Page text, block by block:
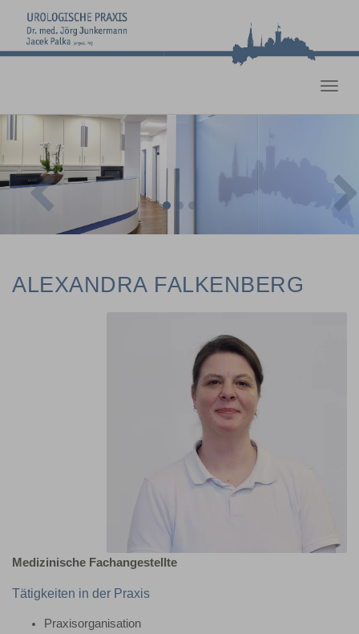
Previous
ALEXANDRA FALKENBERG
Medizinische Fachangestellte
Tätigkeiten in der Praxis
Praxisorganisation